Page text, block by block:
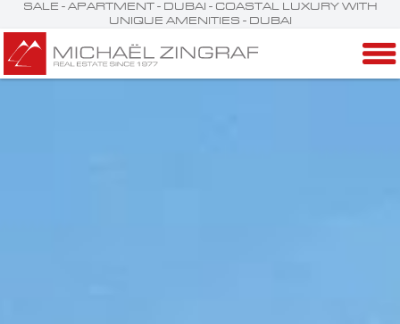
SALE - APARTMENT - DUBAI - COASTAL LUXURY WITH
UNIQUE AMENITIES - DUBAI